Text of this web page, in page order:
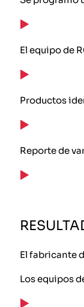
El equipo de
Productos
Reporte de
El fabricante
Los equipos